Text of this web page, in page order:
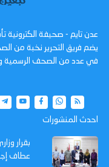
يضم فريق التحرير نخبة من
في عدد من الصحف الرسمية
احدث المنشورات
بقرار
عطاف